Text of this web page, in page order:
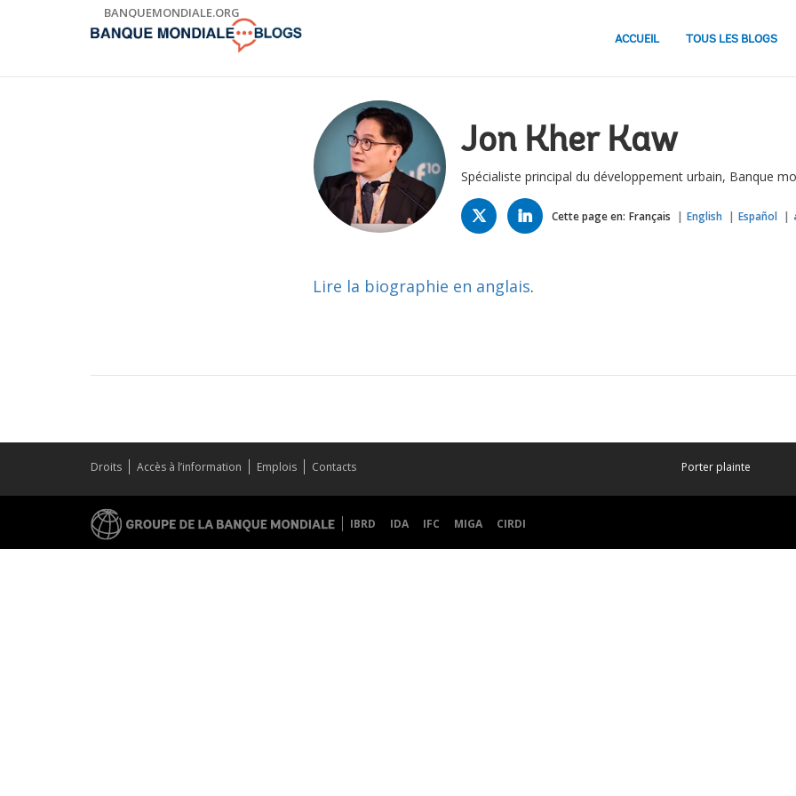
BANQUEMONDIALE.ORG
ACCUEIL TOUS LES BLOGS
Jon Kher Kaw
Spécialiste principal du développement urbain, Banque
TWITTER LINKED
IN Cette page en: Français English Español
Lire la biographie en anglais.
Droits Accès à l’information Emplois Contacts Porter plainte
IBRD IDA IFC MIGA CIRDI